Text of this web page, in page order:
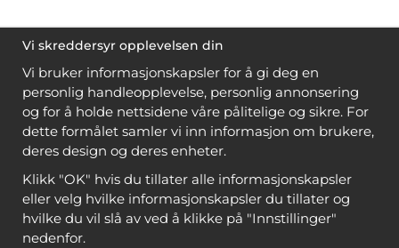
Vi skreddersyr opplevelsen din
Vi bruker informasjonskapsler for å gi deg en
personlig handleopplevelse, personlig annonsering
og for å holde nettsidene våre pålitelige og sikre. For
dette formålet samler vi inn informasjon om brukere,
deres design og deres enheter.
Klikk "OK" hvis du tillater alle informasjonskapsler
eller velg hvilke informasjonskapsler du tillater og
hvilke du vil slå av ved å klikke på "Innstillinger"
nedenfor.